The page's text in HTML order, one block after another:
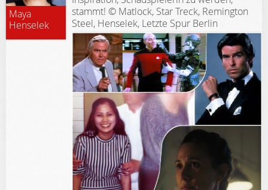
Maya
Henselek
stammt! © Matlock, Star Treck, Remington
Steel, Henselek, Letzte Spur Berlin